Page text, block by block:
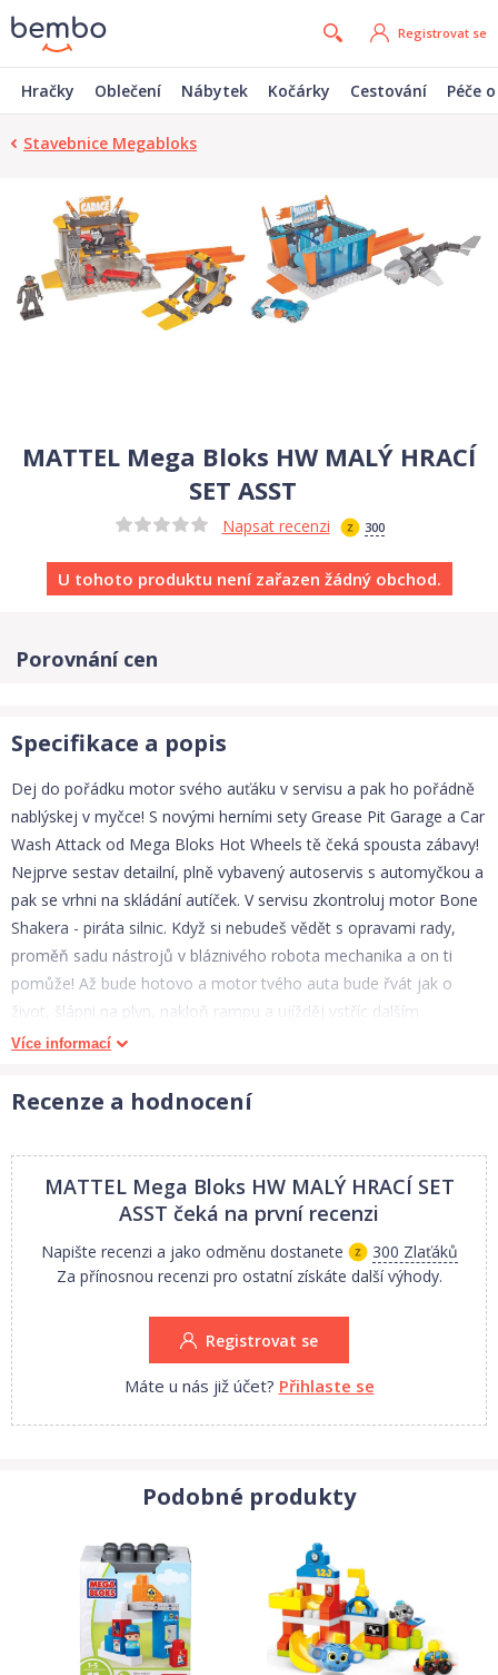
Registrovat se
Hračky Oblečení Nábytek Kočárky Cestování Péče
Stavebnice Megabloks
MATTEL Mega Bloks HW MALÝ HRACÍ
SET ASST
Napsat recenzi 300
U tohoto produktu není zařazen žádný obchod.
Porovnání cen
Specifikace a popis
Dej do pořádku motor svého auťáku v servisu a pak ho pořádně
nablýskej v myčce! S novými herními sety Grease Pit Garage a Car
Wash Attack od Mega Bloks Hot Wheels tě čeká spousta zábavy!
Nejprve sestav detailní, plně vybavený autoservis s automyčkou a
pak se vrhni na skládání autíček. V servisu zkontroluj motor Bone
Shakera - piráta silnic. Když si nebudeš vědět s opravami rady,
proměň sadu nástrojů v bláznivého robota mechanika a on ti
pomůže! Až bude hotovo a motor tvého auta bude řvát jak o
život, šlápni na plyn, nakloň rampu a ujížděj vstříc dalším
dobrodružstvím! Sporťák Nitro Blaster zas pošli do myčky, kde ho
skrývá žralok, který si už brousí zuby na svou další kořist. Takže
možné obě sady kombinovat s dalšími oranžovými drahami Hot
Wheels. Superrychlá adrenalinová zábava tak nikdy nekončí! Herní
sety jsou vhodné pro děti od 5 let.
Více informací
Recenze a hodnocení
MATTEL Mega Bloks HW MALÝ HRACÍ SET
ASST čeká na první recenzi
Napište recenzi a jako odměnu dostanete
300 Zlaťáků
Za přínosnou recenzi pro ostatní získáte další výhody.
Registrovat se
Máte u nás již účet? Přihlaste se
Podobné produkty